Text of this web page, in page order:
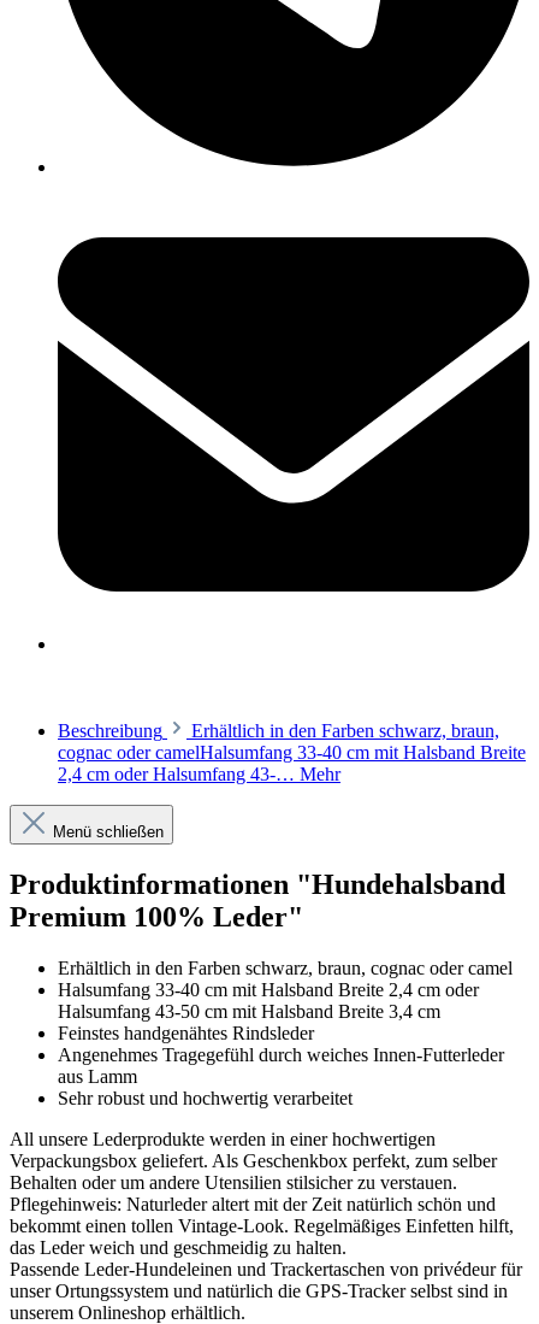
Beschreibung
Erhältlich in den Farben schwarz, braun,
cognac oder camelHalsumfang 33-40 cm mit Halsband Breite
2,4 cm oder Halsumfang 43-… Mehr
Menü schließen
Produktinformationen "Hundehalsband
Premium 100% Leder"
Erhältlich in den Farben schwarz, braun, cognac oder camel
Halsumfang 33-40 cm mit Halsband Breite 2,4 cm oder
Halsumfang 43-50 cm mit Halsband Breite 3,4 cm
Feinstes handgenähtes Rindsleder
Angenehmes Tragegefühl durch weiches Innen-Futterleder
aus Lamm
Sehr robust und hochwertig verarbeitet
All unsere Lederprodukte werden in einer hochwertigen
Verpackungsbox geliefert. Als Geschenkbox perfekt, zum selber
Behalten oder um andere Utensilien stilsicher zu verstauen.
Pflegehinweis: Naturleder altert mit der Zeit natürlich schön und
bekommt einen tollen Vintage-Look. Regelmäßiges Einfetten hilft,
das Leder weich und geschmeidig zu halten.
Passende Leder-Hundeleinen und Trackertaschen von privédeur für
unser Ortungssystem und natürlich die GPS-Tracker selbst sind in
unserem Onlineshop erhältlich.